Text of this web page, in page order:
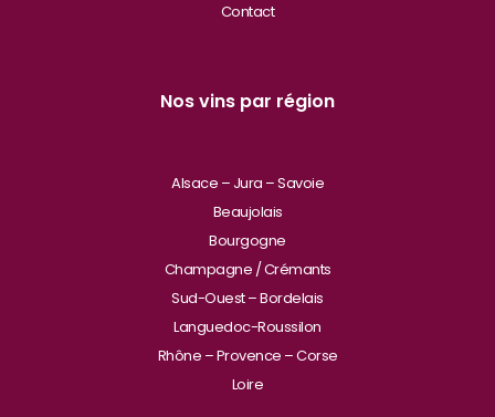
Contact
Nos vins par région
Alsace – Jura – Savoie
Beaujolais
Bourgogne
Champagne / Crémants
Sud-Ouest – Bordelais
Languedoc-Roussilon
Rhône – Provence – Corse
Loire